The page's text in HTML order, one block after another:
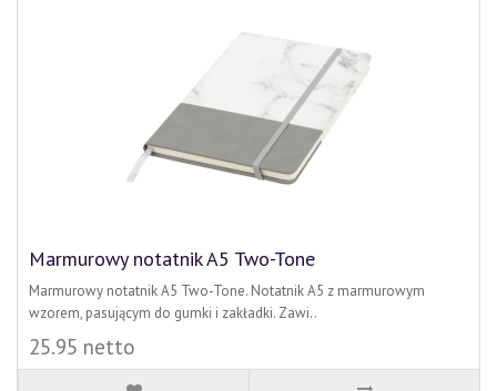
Marmurowy notatnik A5 Two-Tone
Marmurowy notatnik A5 Two-Tone. Notatnik A5 z marmurowym
wzorem, pasującym do gumki i zakładki. Zawi..
25.95 netto